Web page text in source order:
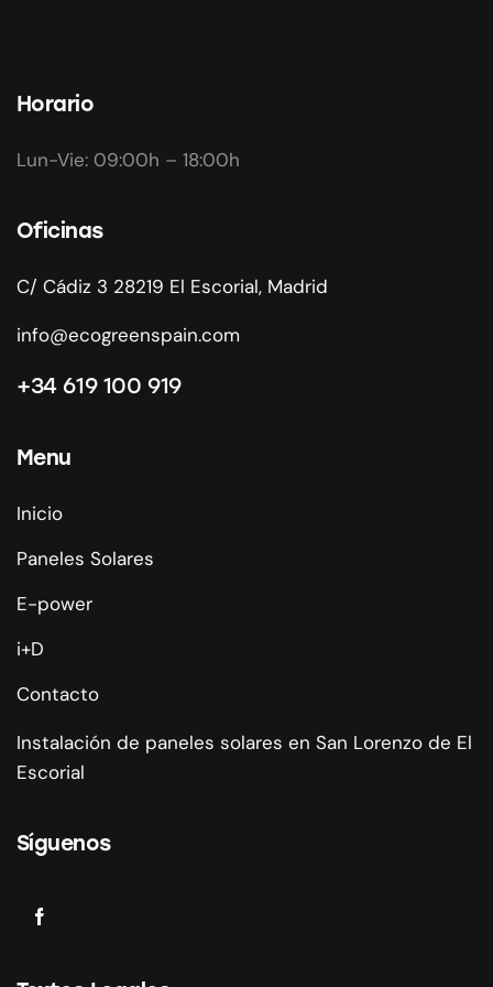
Horario
Lun-Vie: 09:00h – 18:00h
Oficinas
C/ Cádiz 3 28219 El Escorial, Madrid
info@ecogreenspain.com
+34 619 100 919
Menu
Inicio
Paneles Solares
E-power
i+D
Contacto
Instalación de paneles solares en San Lorenzo de El
Escorial
Síguenos